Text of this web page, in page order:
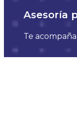
Asesoría
Te